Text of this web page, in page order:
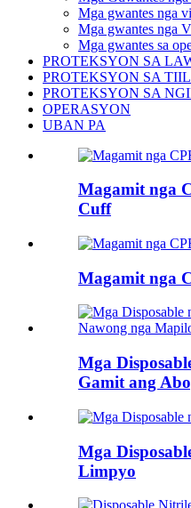
Mga gwantes nga
Mga gwantes nga
Mga gwantes sa
PROTEKSYON SA
PROTEKSYON SA TIIL
PROTEKSYON SA
OPERASYON
UBAN PA
Magamit nga
Cuff
Magamit nga
Mga
Gamit ang
Mga
Limpyo